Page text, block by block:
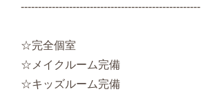
----------------------------------------------------
☆完全個室
☆メイクルーム完備
☆キッズルーム完備